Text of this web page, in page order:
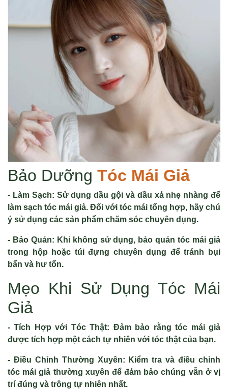
Bảo Dưỡng Tóc Mái Giả
- Làm Sạch: Sử dụng dầu gội và dầu xả nhẹ nhàng để
làm sạch tóc mái giả. Đối với tóc mái tổng hợp, hãy chú
ý sử dụng các sản phẩm chăm sóc chuyên dụng.
- Bảo Quản: Khi không sử dụng, bảo quản tóc mái giả
trong hộp hoặc túi đựng chuyên dụng để tránh bụi
bẩn và hư tổn.
Mẹo Khi Sử Dụng Tóc Mái
Giả
- Tích Hợp với Tóc Thật: Đảm bảo rằng tóc mái giả
được tích hợp một cách tự nhiên với tóc thật của bạn.
- Điều Chỉnh Thường Xuyên: Kiểm tra và điều chỉnh
tóc mái giả thường xuyên để đảm bảo chúng vẫn ở vị
trí đúng và trông tự nhiên nhất.